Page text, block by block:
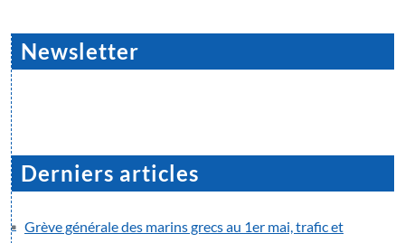
Newsletter
Derniers articles
Grève générale des marins grecs au 1er mai, trafic et